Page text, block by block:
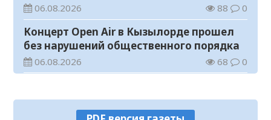
06.08.2026 88 0
Концерт Open Air в Кызылорде прошел
без нарушений общественного порядка
06.08.2026 68 0
конкурс видеороликов о семейных
ценностях и Конституции
06.08.2026